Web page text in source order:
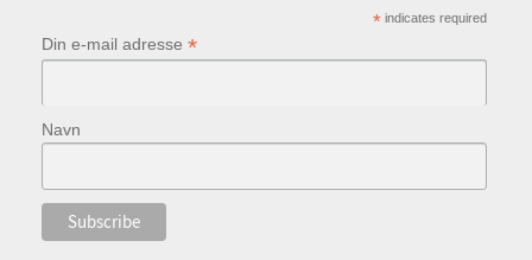
*indicates required
Din e-mail adresse *
Navn